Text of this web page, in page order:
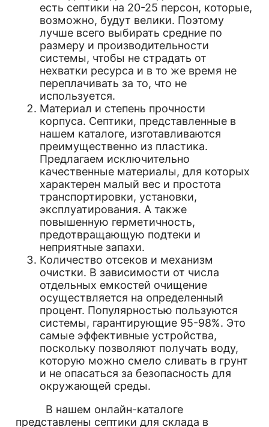
есть септики на 20-25 персон, которые,
возможно, будут велики. Поэтому
лучше всего выбирать средние по
размеру и производительности
системы, чтобы не страдать от
нехватки ресурса и в то же время не
переплачивать за то, что не
используется.
Материал и степень прочности
корпуса. Септики, представленные в
нашем каталоге, изготавливаются
преимущественно из пластика.
Предлагаем исключительно
качественные материалы, для которых
характерен малый вес и простота
транспортировки, установки,
эксплуатирования. А также
повышенную герметичность,
предотвращающую подтеки и
неприятные запахи.
Количество отсеков и механизм
очистки. В зависимости от числа
отдельных емкостей очищение
осуществляется на определенный
процент. Популярностью пользуются
системы, гарантирующие 95-98%. Это
самые эффективные устройства,
поскольку позволяют получать воду,
которую можно смело сливать в грунт
и не опасаться за безопасность для
окружающей среды.
В нашем онлайн-каталоге
представлены септики для склада в